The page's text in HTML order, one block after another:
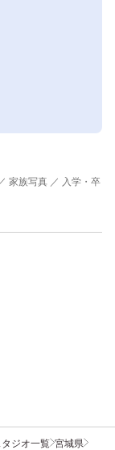
家族写真 ／ 入学・卒
タジオ一覧 宮城県